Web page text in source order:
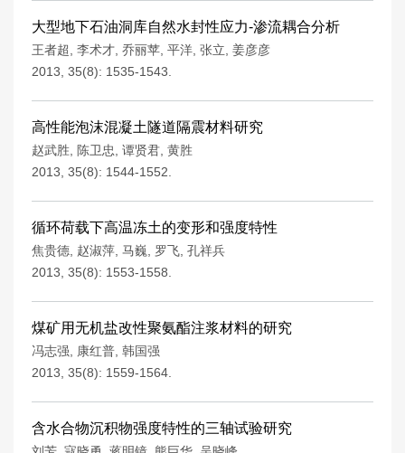
大型地下石油洞库自然水封性应力-渗流耦合分析
王者超 李术才 乔丽苹 平洋 张立 姜彦彦
2013, 35(8): 1535-1543.
高性能泡沫混凝土隧道隔震材料研究
赵武胜 陈卫忠 谭贤君 黄胜
2013, 35(8): 1544-1552.
循环荷载下高温冻土的变形和强度特性
焦贵德 赵淑萍 马巍 罗飞 孔祥兵
2013, 35(8): 1553-1558.
煤矿用无机盐改性聚氨酯注浆材料的研究
冯志强 康红普 韩国强
2013, 35(8): 1559-1564.
含水合物沉积物强度特性的三轴试验研究